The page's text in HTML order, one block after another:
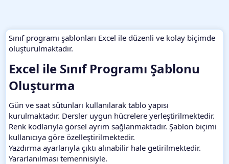
Sınıf programı şablonları Excel ile düzenli ve kolay biçimde
oluşturulmaktadır.
Excel ile Sınıf Programı Şablonu
Oluşturma​
Gün ve saat sütunları kullanılarak tablo yapısı
kurulmaktadır. Dersler uygun hücrelere yerleştirilmektedir.
Renk kodlarıyla görsel ayrım sağlanmaktadır. Şablon biçimi
kullanıcıya göre özelleştirilmektedir.
Yazdırma ayarlarıyla çıktı alınabilir hale getirilmektedir.
Yararlanılması temennisiyle.